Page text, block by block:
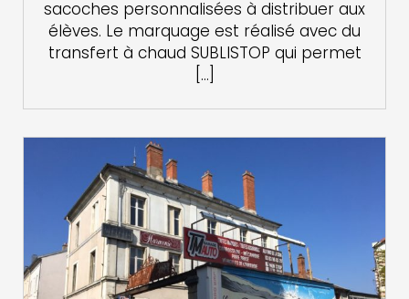
sacoches personnalisées à distribuer aux
élèves. Le marquage est réalisé avec du
transfert à chaud SUBLISTOP qui permet
[…]